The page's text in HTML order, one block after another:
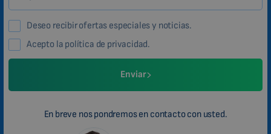
Deseo recibir ofertas especiales y noticias.
Acepto la política de privacidad.
Enviar
En breve nos pondremos en contacto con usted.